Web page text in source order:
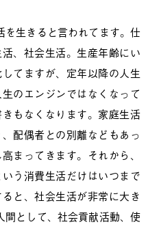
生きると言われてます。仕
、社会生活。生産年齢にい
てますが、定年以降の人生
のエンジンではなくなって
もなくなります。家庭生活
配偶者との別離などもあっ
まってきます。それから、
う消費生活だけはいつまで
と、社会生活が非常に大き
間として、社会貢献活動、使